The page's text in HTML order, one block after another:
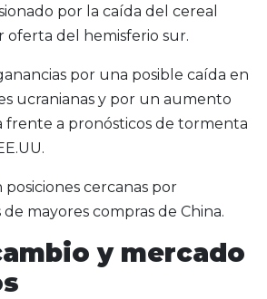
por la caída del cereal
oferta del hemisferio sur.
por una posible caída en
ucranianas y por un aumento
frente a pronósticos de tormenta
posiciones cercanas por
mayores compras de China.
y mercado